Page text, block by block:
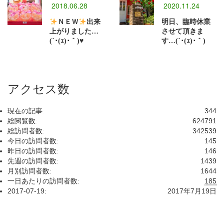
2018.06.28
ＮＥＷ
出来
上がりました…
(´･(ｪ)･｀)♥
2020.11.24
明日、臨時休業
させて頂きま
す…(´･(ｪ)･｀)
アクセス数
344
現在の記事:
624791
総閲覧数:
342539
総訪問者数:
145
今日の訪問者数:
146
昨日の訪問者数:
1439
先週の訪問者数:
1644
月別訪問者数:
185
一日あたりの訪問者数:
2017年7月19日
2017-07-19: